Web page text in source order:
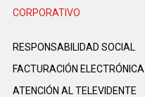
CORPORATIVO
RESPONSABILIDAD SOCIAL
FACTURACIÓN ELECTRÓNICA
ATENCIÓN AL TELEVIDENTE